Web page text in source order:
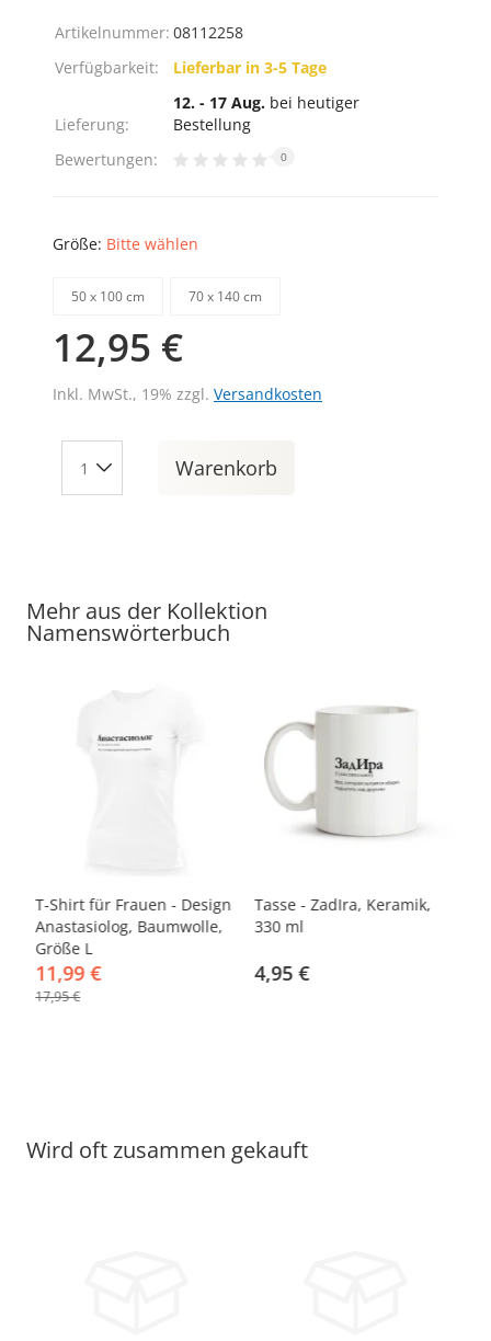
Artikelnummer: 08112258
Verfügbarkeit:
Lieferbar in 3-5 Tage
Lieferung:
12. - 17 Aug. bei heutiger
Bestellung
Bewertungen:
0
Größe: Bitte wählen
50 х 100 cm 70 х 140 cm
12,95 €
Inkl. MwSt., 19% zzgl. Versandkosten
Warenkorb
Mehr aus der Kollektion
Namenswörterbuch
-33%
T-Shirt für Frauen - Design
Anastasiolog, Baumwolle,
Größe L
11,99 €
17,95 €
Tasse - ZadIra, Keramik,
330 ml
4,95 €
Wird oft zusammen gekauft